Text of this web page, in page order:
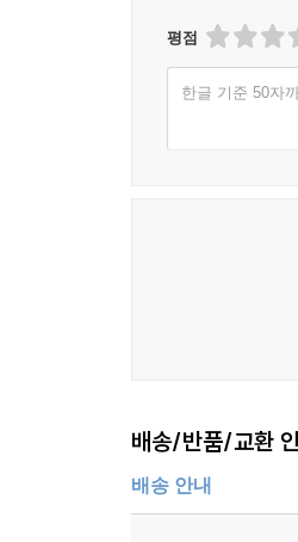
평점
한글 기준 50자
배송/반품/교환
배송 안내